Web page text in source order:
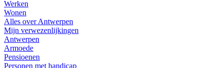
Werken
Wonen
Alles over Antwerpen
Mijn verwezenlijkingen
Antwerpen
Armoede
Pensioenen
Personen met handicap